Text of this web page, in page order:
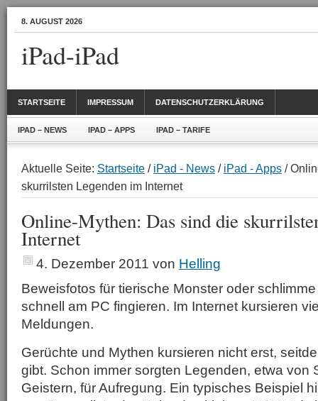
8. AUGUST 2026
iPad-iPad
STARTSEITE IMPRESSUM DATENSCHUTZERKLÄRUNG
IPAD – NEWS IPAD – APPS IPAD – TARIFE
Aktuelle Seite: Startseite / iPad - News / iPad - Apps /
skurrilsten Legenden im Internet
Online-Mythen: Das sind die
Internet
4. Dezember 2011 von Helling
Beweisfotos für tierische Monster oder
schnell am PC fingieren. Im Internet kursieren
Meldungen.
Gerüchte und Mythen kursieren nicht erst,
gibt. Schon immer sorgten Legenden, etwa von
Geistern, für Aufregung. Ein typisches Beispiel